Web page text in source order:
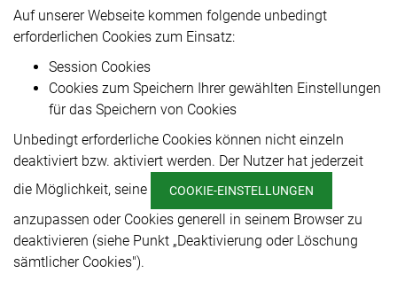
Auf unserer Webseite kommen folgende unbedingt
erforderlichen Cookies zum Einsatz:
Session Cookies
Cookies zum Speichern Ihrer gewählten Einstellungen
für das Speichern von Cookies
Unbedingt erforderliche Cookies können nicht einzeln
deaktiviert bzw. aktiviert werden. Der Nutzer hat jederzeit
die Möglichkeit, seine
COOKIE-EINSTELLUNGEN
anzupassen oder Cookies generell in seinem Browser zu
deaktivieren (siehe Punkt „Deaktivierung oder Löschung
sämtlicher Cookies").